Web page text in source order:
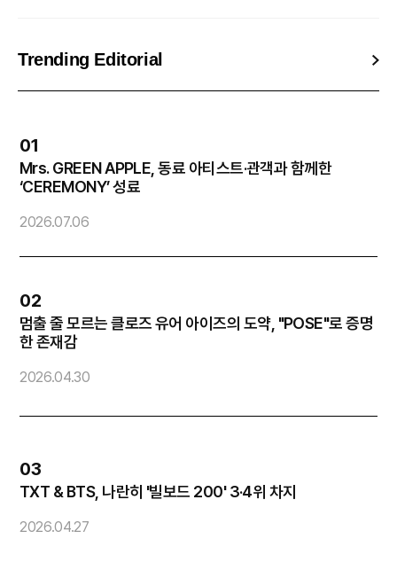
Trending Editorial
01
Mrs. GREEN APPLE, 동료 아티스트·관객과 함께한
‘CEREMONY’ 성료
2026.07.06
02
멈출 줄 모르는 클로즈 유어 아이즈의 도약, "POSE"로 증명
한 존재감
2026.04.30
03
TXT & BTS, 나란히 '빌보드 200' 3·4위 차지
2026.04.27